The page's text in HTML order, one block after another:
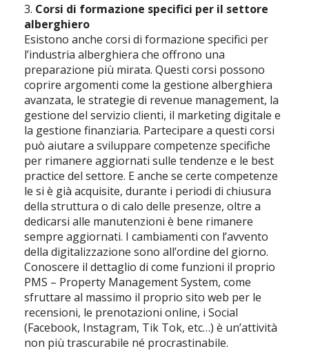
3. Corsi di formazione specifici per il settore
alberghiero
Esistono anche corsi di formazione specifici per
l’industria alberghiera che offrono una
preparazione più mirata. Questi corsi possono
coprire argomenti come la gestione alberghiera
avanzata, le strategie di revenue management, la
gestione del servizio clienti, il marketing digitale e
la gestione finanziaria. Partecipare a questi corsi
può aiutare a sviluppare competenze specifiche
per rimanere aggiornati sulle tendenze e le best
practice del settore. E anche se certe competenze
le si è già acquisite, durante i periodi di chiusura
della struttura o di calo delle presenze, oltre a
dedicarsi alle manutenzioni è bene rimanere
sempre aggiornati. I cambiamenti con l’avvento
della digitalizzazione sono all’ordine del giorno.
Conoscere il dettaglio di come funzioni il proprio
PMS – Property Management System, come
sfruttare al massimo il proprio sito web per le
recensioni, le prenotazioni online, i Social
(Facebook, Instagram, Tik Tok, etc…) è un’attività
non più trascurabile né procrastinabile.